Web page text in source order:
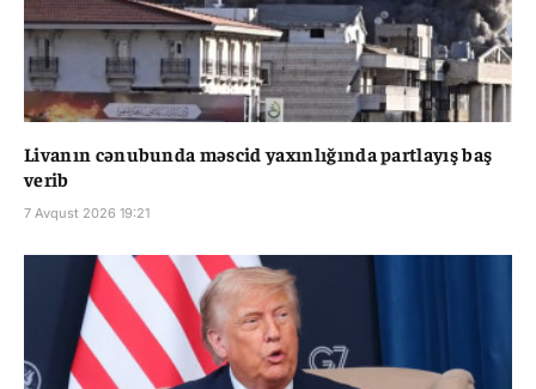
Livanın cənubunda məscid yaxınlığında partlayış baş
verib
7 Avqust 2026 19:21